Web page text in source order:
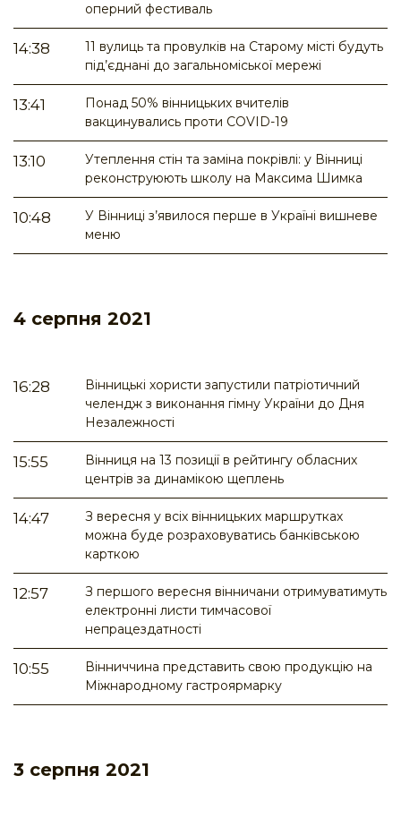
оперний фестиваль
14:38
11 вулиць та провулків на Старому місті будуть
під’єднані до загальноміської мережі
13:41
Понад 50% вінницьких вчителів
вакцинувались проти COVID-19
13:10
Утеплення стін та заміна покрівлі: у Вінниці
реконструюють школу на Максима Шимка
10:48
У Вінниці з’явилося перше в Україні вишневе
меню
4 серпня 2021
16:28
Вінницькі хористи запустили патріотичний
челендж з виконання гімну України до Дня
Незалежності
15:55
Вінниця на 13 позиції в рейтингу обласних
центрів за динамікою щеплень
14:47
З вересня у всіх вінницьких маршрутках
можна буде розраховуватись банківською
карткою
12:57
З першого вересня вінничани отримуватимуть
електронні листи тимчасової
непрацездатності
10:55
Вінниччина представить свою продукцію на
Міжнародному гастроярмарку
3 серпня 2021